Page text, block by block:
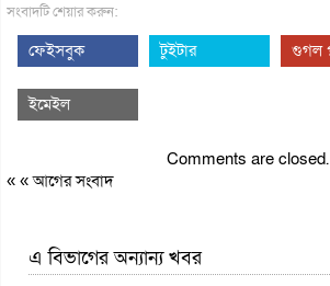
সংবাদটি শেয়ার করুন:
ফেইসবুক টুইটার গুগল
ইমেইল
Comments are closed.
« «আগের সংবাদ
এ বিভাগের অন্যান্য খবর